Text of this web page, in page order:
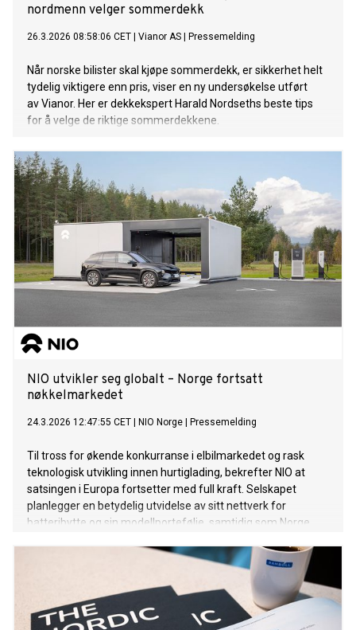
nordmenn velger sommerdekk
26.3.2026 08:58:06 CET Vianor AS Pressemelding
Når norske bilister skal kjøpe sommerdekk, er sikkerhet helt
tydelig viktigere enn pris, viser en ny undersøkelse utført
av Vianor. Her er dekkekspert Harald Nordseths beste tips
for å velge de riktige sommerdekkene.
NIO utvikler seg globalt – Norge fortsatt
nøkkelmarkedet
24.3.2026 12:47:55 CET NIO Norge Pressemelding
Til tross for økende konkurranse i elbilmarkedet og rask
teknologisk utvikling innen hurtiglading, bekrefter NIO at
satsingen i Europa fortsetter med full kraft. Selskapet
planlegger en betydelig utvidelse av sitt nettverk for
batteribytte og sin modellportefølje, samtidig som Norge
for selskapets energiløsninger.